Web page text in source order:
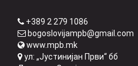
+389 2 279 1086
bogoslovijampb@gmail.com
www.mpb.mk
ул: „Јустинијан Први“ бб